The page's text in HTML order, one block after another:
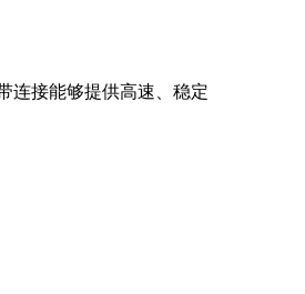
连接能够提供高速、稳定